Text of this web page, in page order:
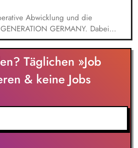
Abwicklung und die
GERMANY. Dabei
auch eng mit unserem Vorstand
Verantwortung für die Strategie,
des Programms. Dazu
strategische und
des Programms,
Durchführung unserer
Moderation der Veranstaltungen
Täglichen »Job
& keine Jobs